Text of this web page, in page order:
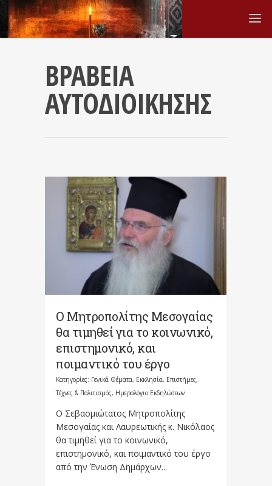
ΒΡΑΒΕΙΑ
ΑΥΤΟΔΙΟΙΚΗΣΗΣ
Ο Μητροπολίτης Μεσογαίας
θα τιμηθεί για το κοινωνικό,
επιστημονικό, και
ποιμαντικό του έργο
Κατηγορίες: Γενικά Θέματα, Εκκλησία, Επιστήμες,
Τέχνες & Πολιτισμός, Ημερολόγιο Εκδηλώσεων
Ο Σεβασμιώτατος Μητροπολίτης
Μεσογαίας και Λαυρεωτικής κ. Νικόλαος
θα τιμηθεί για το κοινωνικό,
επιστημονικό, και ποιμαντικό του έργο
από την Ένωση Δημάρχων...